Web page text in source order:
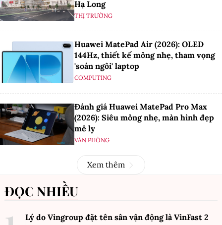
Hạ Long
THỊ TRƯỜNG
Huawei MatePad Air (2026): OLED
144Hz, thiết kế mỏng nhẹ, tham vọng
'soán ngôi' laptop
COMPUTING
Đánh giá Huawei MatePad Pro Max
(2026): Siêu mỏng nhẹ, màn hình đẹp
mê ly
VĂN PHÒNG
Xem thêm
ĐỌC NHIỀU
Lý do Vingroup đặt tên sân vận động là VinFast 2